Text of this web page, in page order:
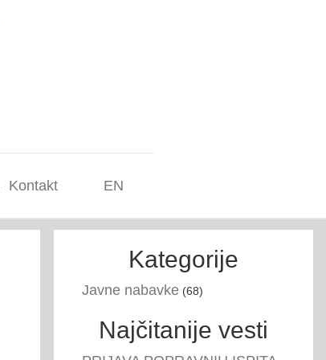
Kontakt EN
Kategorije
Javne nabavke(68)
Najčitanije vesti